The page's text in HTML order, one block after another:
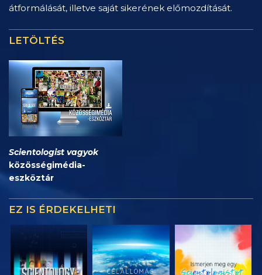
átformálását, illetve saját sikerének előmozdítását.
LETÖLTÉS
Scientologist vagyok
közösségimédia-
eszköztár
EZ IS ÉRDEKELHETI